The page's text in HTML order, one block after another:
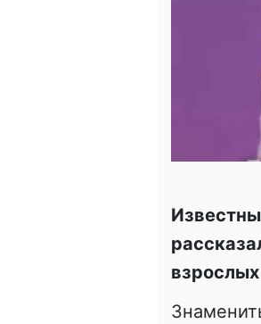
взрослых